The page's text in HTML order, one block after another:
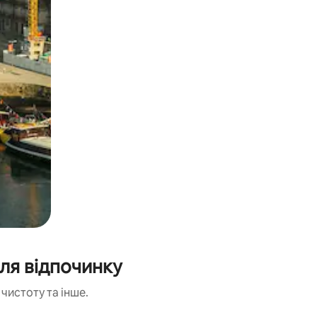
відпочинку
та інше.